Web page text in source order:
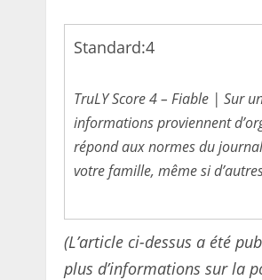
Standard:4
TruLY Score 4 – Fiable | Sur
informations proviennent
répond aux normes du
votre famille, même si
(L’article ci-dessus a été
plus d’informations sur la